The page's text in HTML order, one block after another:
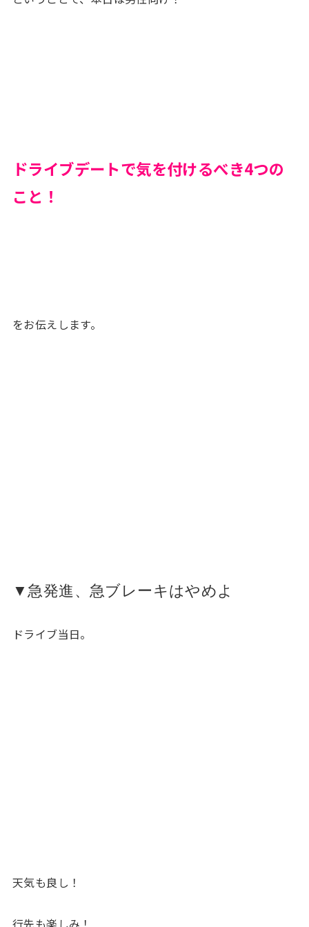
ドライブデートで気を付けるべき4つの
こと！
をお伝えします。
▼急発進、急ブレーキはやめよ
ドライブ当日。
天気も良し！
行先も楽しみ！